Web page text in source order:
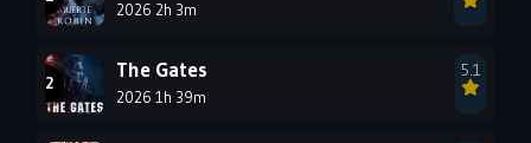
1996
1990
2026 2h 3m
The Gates
2026 1h 39m
5.1